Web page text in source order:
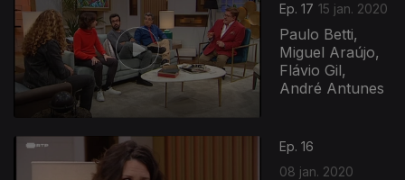
Ep. 17 15 jan. 2020
Paulo Betti,
Miguel Araújo,
Flávio Gil,
André Antunes
Ep. 16
08 jan. 2020